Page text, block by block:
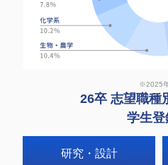
※2025年
26卒 志望職種
学生登
研究・設計